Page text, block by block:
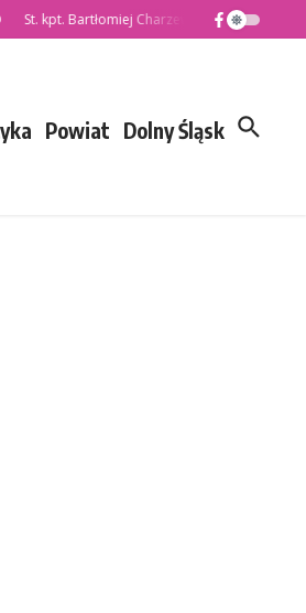
kpt. Bartłomiej Charzewski nowym
Powiat Dolny Śląsk